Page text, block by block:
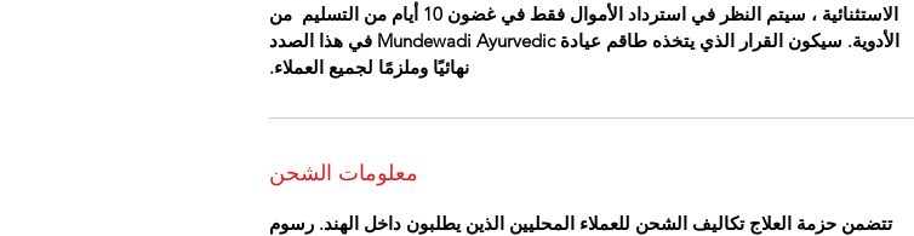
الاستثنائية ، سيتم النظر في استرداد الأموال فقط في غضون 10 أيام من التسليم من
الأدوية. سيكون القرار الذي يتخذه طاقم عيادة Mundewadi Ayurvedic في هذا الصدد
نهائيًا وملزمًا لجميع العملاء.
معلومات الشحن
تتضمن حزمة العلاج تكاليف الشحن للعملاء المحليين الذين يطلبون داخل الهند. رسوم